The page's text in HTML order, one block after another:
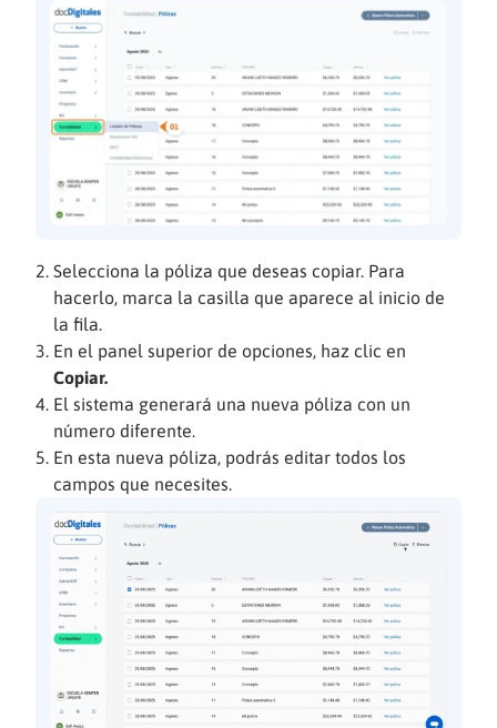
Selecciona la póliza que deseas copiar. Para
hacerlo, marca la casilla que aparece al inicio de
la fila.
En el panel superior de opciones, haz clic en
Copiar.
El sistema generará una nueva póliza con un
número diferente.
En esta nueva póliza, podrás editar todos los
campos que necesites.